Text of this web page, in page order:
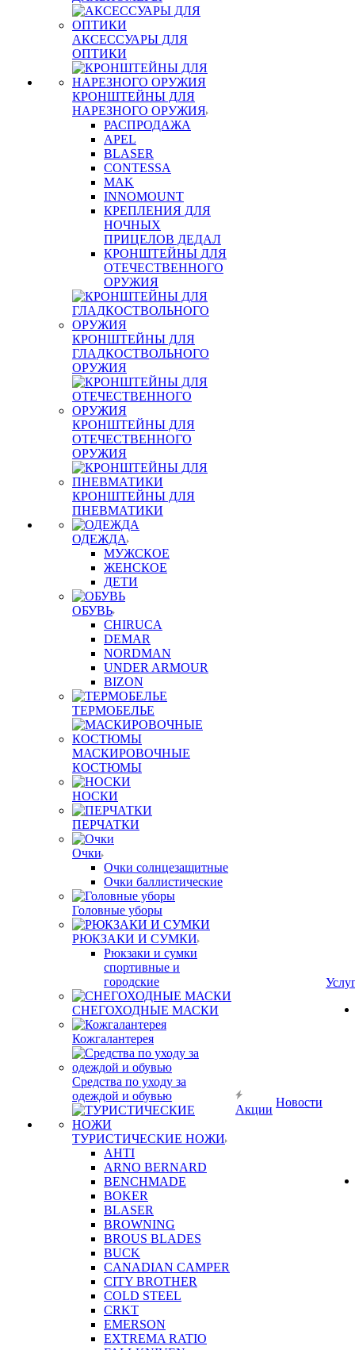
АКСЕССУАРЫ ДЛЯ
ОПТИКИ
КРОНШТЕЙНЫ ДЛЯ
НАРЕЗНОГО ОРУЖИЯ
РАСПРОДАЖА
APEL
BLASER
CONTESSA
MAK
INNOMOUNT
КРЕПЛЕНИЯ ДЛЯ
НОЧНЫХ
ПРИЦЕЛОВ ДЕДАЛ
КРОНШТЕЙНЫ ДЛЯ
ОТЕЧЕСТВЕННОГО
ОРУЖИЯ
КРОНШТЕЙНЫ ДЛЯ
ГЛАДКОСТВОЛЬНОГО
ОРУЖИЯ
КРОНШТЕЙНЫ ДЛЯ
ОТЕЧЕСТВЕННОГО
ОРУЖИЯ
КРОНШТЕЙНЫ ДЛЯ
ПНЕВМАТИКИ
ОДЕЖДА
МУЖСКОЕ
ЖЕНСКОЕ
ДЕТИ
ОБУВЬ
CHIRUCA
DEMAR
NORDMAN
UNDER ARMOUR
BIZON
ТЕРМОБЕЛЬЕ
МАСКИРОВОЧНЫЕ
КОСТЮМЫ
НОСКИ
ПЕРЧАТКИ
Очки
Очки солнцезащитные
Очки баллистические
Головные уборы
РЮКЗАКИ И СУМКИ
Рюкзаки и сумки
спортивные и
городские
СНЕГОХОДНЫЕ МАСКИ
Кожгалантерея
Средства по уходу за
одеждой и обувью
ТУРИСТИЧЕСКИЕ НОЖИ
AHTI
ARNO BERNARD
BENCHMADE
BOKER
BLASER
BROWNING
BROUS BLADES
BUCK
CANADIAN CAMPER
CITY BROTHER
COLD STEEL
CRKT
EMERSON
EXTREMA RATIO
Акции
Новости